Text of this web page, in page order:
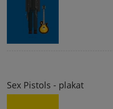
Sex Pistols - plakat